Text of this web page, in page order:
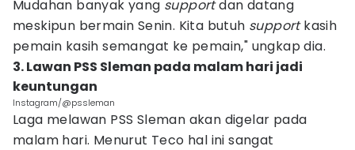
Mudahan banyak yang supportdan datang
meskipun bermain Senin. Kita butuh supportkasih
pemain kasih semangat ke pemain," ungkap dia.
3. Lawan PSS Sleman pada malam hari jadi
keuntungan
Instagram/@pssleman
Laga melawan PSS Sleman akan digelar pada
malam hari. Menurut Teco hal ini sangat